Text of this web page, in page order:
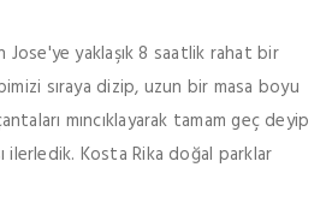
yaklaşık 8 saatlik rahat bir
sıraya dizip, uzun bir masa boyu
mıncıklayarak tamam geç deyip
Kosta Rika doğal parklar